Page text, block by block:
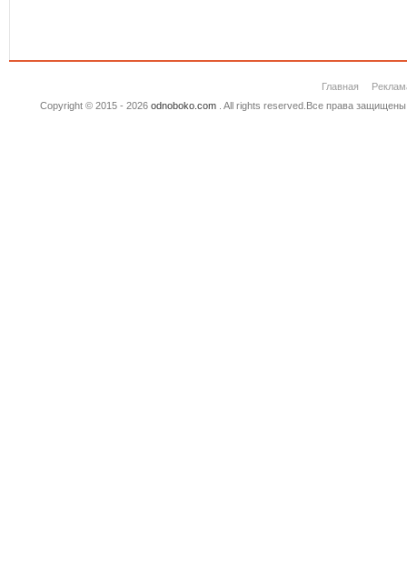
Главная
Copyright © 2015 - 2026 odnoboko.com. All rights reserved.Все права защищены.